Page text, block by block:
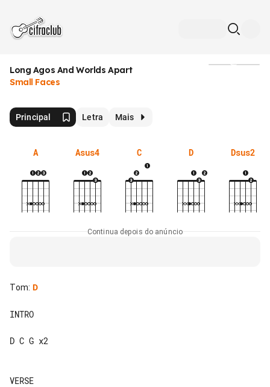
Long Agos And Worlds Apart
Small Faces
Principal Letra Mais
A Asus4 C D Dsus2
Continua depois do anúncio
Tom: D
INTRO
D C G x2
VERSE